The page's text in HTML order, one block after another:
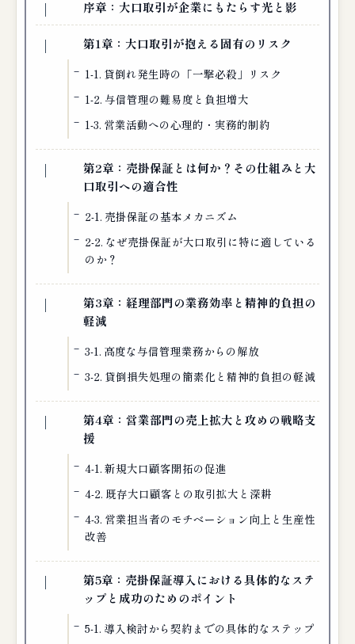
序章：大口取引が企業にもたらす光と影
第1章：大口取引が抱える固有のリスク
1-1. 貸倒れ発生時の「一撃必殺」リスク
1-2. 与信管理の難易度と負担増大
1-3. 営業活動への心理的・実務的制約
第2章：売掛保証とは何か？その仕組みと大
口取引への適合性
2-1. 売掛保証の基本メカニズム
2-2. なぜ売掛保証が大口取引に特に適している
のか？
第3章：経理部門の業務効率と精神的負担の
軽減
3-1. 高度な与信管理業務からの解放
3-2. 貸倒損失処理の簡素化と精神的負担の軽減
第4章：営業部門の売上拡大と攻めの戦略支
援
4-1. 新規大口顧客開拓の促進
4-2. 既存大口顧客との取引拡大と深耕
4-3. 営業担当者のモチベーション向上と生産性
改善
第5章：売掛保証導入における具体的なステ
ップと成功のためのポイント
5-1. 導入検討から契約までの具体的なステップ